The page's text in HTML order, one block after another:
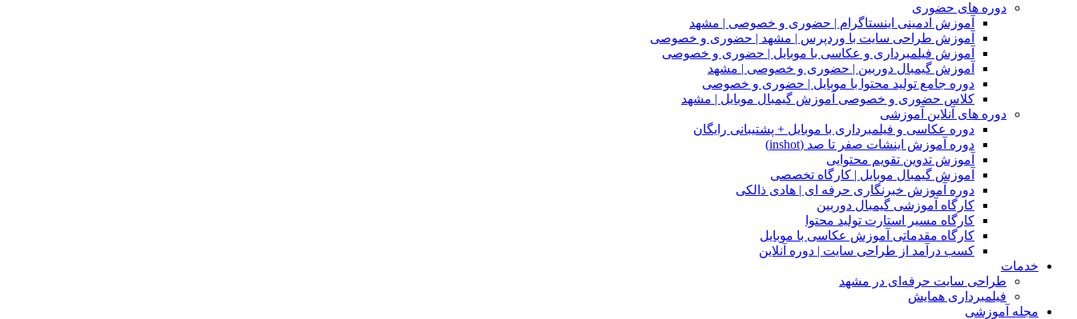
دوره های حضوری
آموزش ادمینی اینستاگرام | حضوری و خصوصی | مشهد
آموزش طراحی سایت با وردپرس | مشهد | حضوری و خصوصی
آموزش فیلمبرداری و عکاسی با موبایل | حضوری و خصوصی
آموزش گیمبال دوربین | حضوری و خصوصی | مشهد
دوره جامع تولید محتوا با موبایل | حضوری و خصوصی
کلاس حضوری و خصوصی آموزش گیمبال موبایل | مشهد
دوره های آنلاین آموزشی
دوره عکاسی و فیلمبرداری با موبایل + پشتیبانی رایگان
دوره آموزش اینشات صفر تا صد (inshot)
آموزش تدوین تقویم محتوایی
آموزش گیمبال موبایل | کارگاه تخصصی
دوره آموزش خبرنگاری حرفه ای | هادی ذالکی
کارگاه آموزشی گیمبال دوربین
کارگاه مسیر استارت تولید محتوا
کارگاه مقدماتی آموزش عکاسی با موبایل
کسب درآمد از طراحی سایت | دوره آنلاین
خدمات
طراحی سایت حرفه‌ای در مشهد
فیلمبرداری همایش
مجله آموزشی